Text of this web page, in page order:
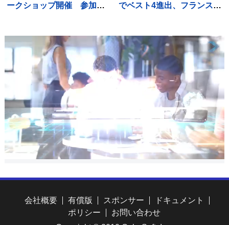
ークショップ開催 参加者
のスペシャルパフォーマン
スも
でベスト4進出、フランスの
ンズ横浜】
会社概要 有償版 スポンサー
ドキュメント
ポリシー
お問い合わせ